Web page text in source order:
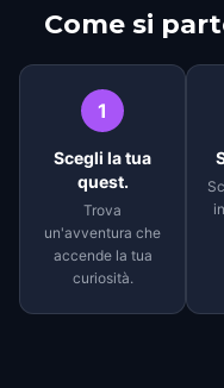
Come si
1
Scegli la tua
quest.
Trova
un'avventura che
accende la tua
curiosità.